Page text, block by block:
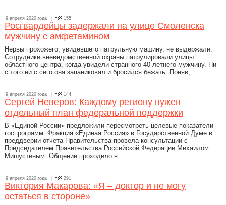
9 апреля 2020 года | 155
Росгвардейцы задержали на улице Смоленска
мужчину с амфетамином
Нервы прохожего, увидевшего патрульную машину, не выдержали.
Сотрудники вневедомственной охраны патрулировали улицы
областного центра, когда увидели странного 40-летнего мужчину. Ни
с того ни с сего она запаниковал и бросился бежать. Поняв,...
9 апреля 2020 года | 144
Сергей Неверов: Каждому региону нужен
отдельный план федеральной поддержки
В «Единой России» предложили пересмотреть целевые показатели
госпрограмм. Фракция «Единая Россия» в Государственной Думе в
преддверии отчета Правительства провела консультации с
Председателем Правительства Российской Федерации Михаилом
Мишустиным. Общение проходило в...
9 апреля 2020 года | 291
Виктория Макарова: «Я – доктор и не могу
остаться в стороне»